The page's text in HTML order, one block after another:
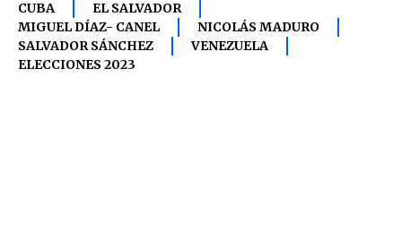
CUBA
EL SALVADOR
MIGUEL DÍAZ- CANEL
NICOLÁS MADURO
SALVADOR SÁNCHEZ
VENEZUELA
ELECCIONES 2023